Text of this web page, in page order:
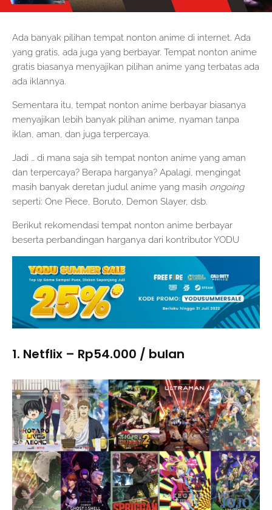
Ada banyak pilihan tempat nonton anime di internet. Ada
yang gratis, ada juga yang berbayar. Tempat nonton anime
gratis biasanya menyajikan pilihan anime yang terbatas ada
ada iklannya.
Sementara itu, tempat nonton anime berbayar biasanya
menyajikan lebih banyak pilihan anime, nyaman tanpa
iklan, aman, dan juga terpercaya.
Jadi … di mana saja sih tempat nonton anime yang aman
dan terpercaya? Berapa harganya? Apalagi, mengingat
masih banyak deretan judul anime yang masih ongoing
seperti: One Piece, Boruto, Demon Slayer, dsb.
Berikut rekomendasi tempat nonton anime berbayar
beserta perbandingan harganya dari kontributor YODU
1. Netflix – Rp54.000 / bulan